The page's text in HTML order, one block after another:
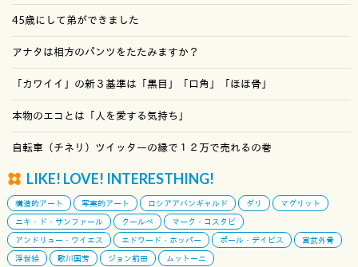
45歳にして弟ができました
アナタは相方のパンツをたたみますか？
「カワイイ」の新３基準は「黒目」「口角」「ほほ骨」
本物のエコとは「人を愛する気持ち」
自転車（チネリ）ツイッターの縁で１２万で売れるの巻
LIKE! LOVE! INTERESTHING!
構造的アート 写実的アート ロシアアバンギャルド ダリ
マグリット
ニキ・ド・サンファール
クールベ
マーク・コスタビ
アンドリュー・ワイエス
エドワード・ホッパー ポール・デイビス
宮武外骨
浮世絵
歌川国芳 ジョン前田 ムットーニ